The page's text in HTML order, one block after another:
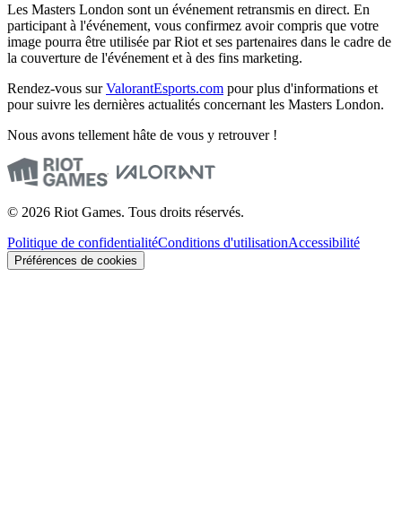
Les Masters London sont un événement retransmis en direct. En
participant à l'événement, vous confirmez avoir compris que votre
image pourra être utilisée par Riot et ses partenaires dans le cadre de
la couverture de l'événement et à des fins marketing.
Rendez-vous surValorantEsports.com pour plus d'informations et
pour suivre les dernières actualités concernant les Masters London.
Nous avons tellement hâte de vous y retrouver !
© 2026 Riot Games. Tous droits réservés.
Politique de confidentialitéConditions d'utilisationAccessibilité
Préférences de cookies